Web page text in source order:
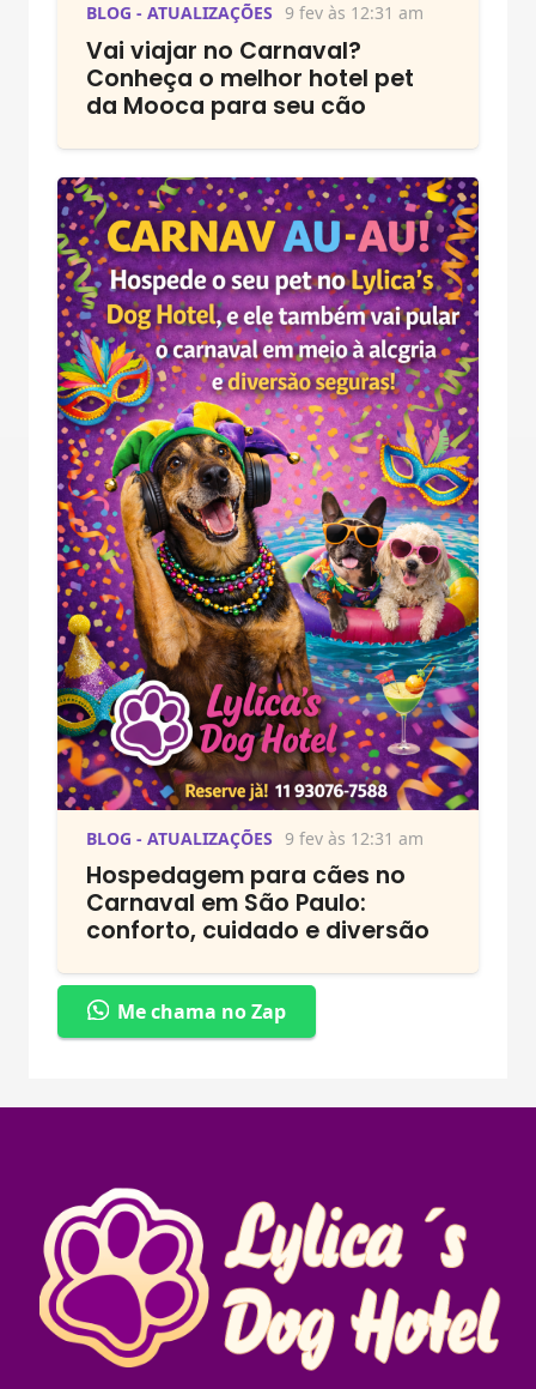
BLOG - ATUALIZAÇÕES 9 fev às 12:31 am
Vai viajar no Carnaval?
Conheça o melhor hotel pet
da Mooca para seu cão
BLOG - ATUALIZAÇÕES 9 fev às 12:31 am
Hospedagem para cães no
Carnaval em São Paulo:
conforto, cuidado e diversão
Me chama no Zap